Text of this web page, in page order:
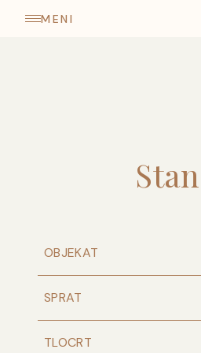
MENI
Stan
OBJEKAT
SPRAT
TLOCRT